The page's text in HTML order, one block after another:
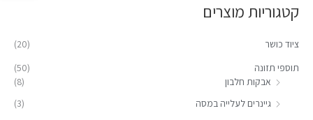
ש
ב
ו
קטגוריות מוצרים
ציוד כושר
(20)
תוספי תזונה
(50)
אבקות חלבון
(8)
גיינרים לעלייה במסה
(3)